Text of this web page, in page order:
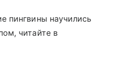
пингвины научились
читайте в